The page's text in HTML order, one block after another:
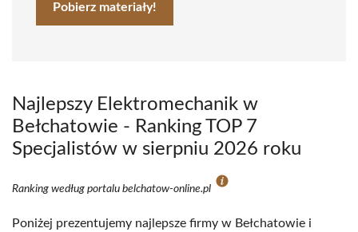
Pobierz materiały!
Najlepszy Elektromechanik w
Bełchatowie - Ranking TOP 7
Specjalistów w sierpniu 2026 roku
Ranking według portalu belchatow-online.pl
Poniżej prezentujemy najlepsze firmy w Bełchatowie i